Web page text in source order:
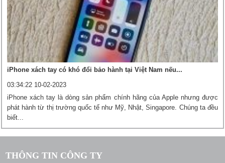
iPhone xách tay có khó đổi bảo hành tại Việt Nam nếu...
03:34:22 10-02-2023
iPhone xách tay là dòng sản phẩm chính hãng của Apple nhưng được
phát hành từ thị trường quốc tế như Mỹ, Nhật, Singapore. Chúng ta đều
biết...
THÔNG TIN CÔNG TY